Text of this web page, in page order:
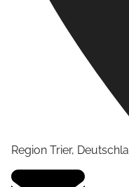
Region Trier,